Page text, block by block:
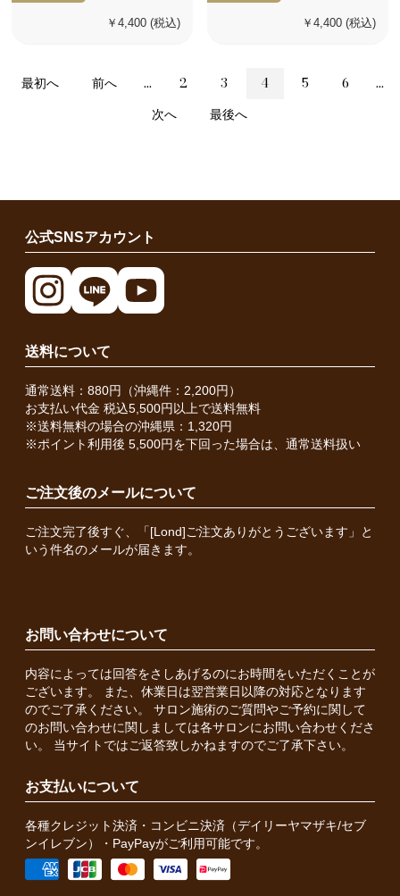
￥4,400 (税込) ￥4,400 (税込)
最初へ 前へ ... 2 3 4 5 6
...
次へ
最後へ
公式SNSアカウント
送料について
通常送料：880円（沖縄件：2,200円）
お支払い代金 税込5,500円以上で送料無料
※送料無料の場合の沖縄県：1,320円
※ポイント利用後 5,500円を下回った場合は、通常送料扱い
ご注文後のメールについて
ご注文完了後すぐ、「[Lond]ご注文ありがとうございます」と
いう件名のメールが届きます。
お問い合わせについて
内容によっては回答をさしあげるのにお時間をいただくことが
ございます。 また、休業日は翌営業日以降の対応となります
のでご了承ください。 サロン施術のご質問やご予約に関して
のお問い合わせに関しましては各サロンにお問い合わせくださ
い。 当サイトではご返答致しかねますのでご了承下さい。
お支払いについて
各種クレジット決済・コンビニ決済（デイリーヤマザキ/セブ
ンイレブン）・PayPayがご利用可能です。